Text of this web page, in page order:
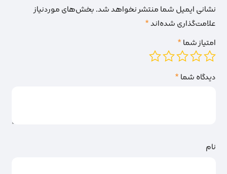
نشانی ایمیل شما منتشر نخواهد شد.بخش‌های موردنیاز
علامت‌گذاری شده‌اند*
امتیاز شما*
دیدگاه شما*
نام